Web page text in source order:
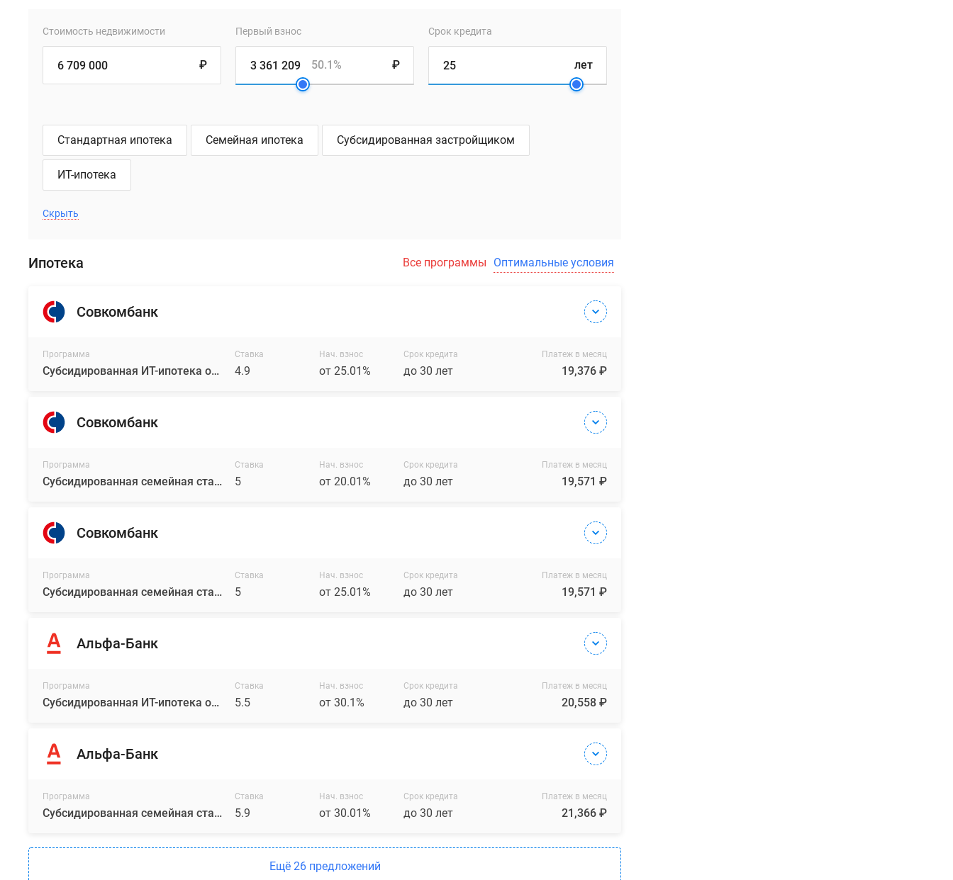
Стоимость недвижимости
₽
Первый взнос
₽
50.1%
Срок кредита
лет
Стандартная ипотека Семейная ипотека Субсидированная застройщиком
ИТ-ипотека
Скрыть
Ипотека Все программы Оптимальные условия
Совкомбанк
Программа
Субсидированная ИТ-ипотека от RDI
Ставка
4.9
Нач. взнос
от 25.01%
Срок кредита
до 30 лет
Платеж в месяц
19,376 ₽
Совкомбанк
Программа
Субсидированная семейная ставка от RDI
Ставка
5
Нач. взнос
от 20.01%
Срок кредита
до 30 лет
Платеж в месяц
19,571 ₽
Совкомбанк
Программа
Субсидированная семейная ставка от RDI
Ставка
5
Нач. взнос
от 25.01%
Срок кредита
до 30 лет
Платеж в месяц
19,571 ₽
Альфа-Банк
Программа
Субсидированная ИТ-ипотека от RDI
Ставка
5.5
Нач. взнос
от 30.1%
Срок кредита
до 30 лет
Платеж в месяц
20,558 ₽
Альфа-Банк
Программа
Субсидированная семейная ставка от RDI
Ставка
5.9
Нач. взнос
от 30.01%
Срок кредита
до 30 лет
Платеж в месяц
21,366 ₽
Ещё 26 предложений